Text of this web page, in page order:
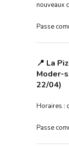
nouveaux
Passe
📍 La
Moder-
22/04)
Horaires :
Passe